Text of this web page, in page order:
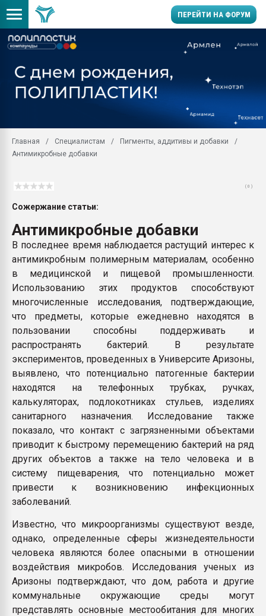
ПЕРЕЙТИ НА ФОРУМ
заводу пластмасс"
Помощь в подборе
Подмосковье, Москва
пластмасс
28.07.2026
ситуацией на
Всё, что касается
бутылок
ПЕРЕЙТИ НА
Главная Специалистам
Пигменты, аддитивы и добавки
Антимикробные добавки
( 0 )
Сожержание статьи:
Антимикробные добавки
В последнее время наблюдается растущий интерес к
антимикробным полимерным материалам, особенно
в медицинской и пищевой промышленности.
Использованию этих продуктов способствуют
многочисленные исследования, подтверждающие,
что предметы, которые ежедневно находятся в
пользовании способны поддерживать и
распространять бактерий. В результате
экспериментов, проведенных в Университе Аризоны,
выявлено, что потенциально патогенные бактерии
находятся на телефонных трубках, ручках,
калькуляторах, подлокотниках стульев, изделиях
санитарного назначения. Исследование также
показало, что контакт с загрязненными объектами
приводит к быстрому перемещению бактерий на ряд
других объектов а также на тело человека и в
систему пищеварения, что потенциально может
привести к возникновению инфекционных
заболеваний.
Известно, что микроорганизмы существуют везде,
однако, определенные сферы жизнедеятельности
человека являются более опасными в отношении
воздействия микробов. Исследования ученых из
Аризоны подтверждают, что дом, работа и другие
коммунальные окружающие среды могут
представлять основные местообитания для многих